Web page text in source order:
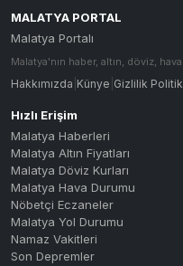
MALATYA PORTAL
Malatya Portalı
Malatya'nın haber, altın, döviz,
Hakkımızda Künye Gizlilik
Hızlı Erişim
Malatya Haberleri
Malatya Altın Fiyatları
Malatya Döviz Kurları
Malatya Hava Durumu
Nöbetçi Eczaneler
Malatya Yol Durumu
Namaz Vakitleri
Son Depremler